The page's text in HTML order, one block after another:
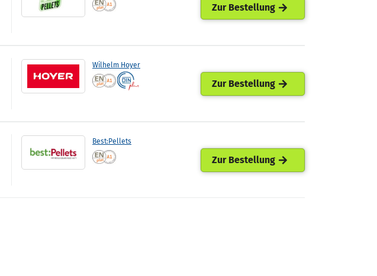
Zur Bestellung
Wilhelm Hoyer
Zur Bestellung
Best:Pellets
Zur Bestellung